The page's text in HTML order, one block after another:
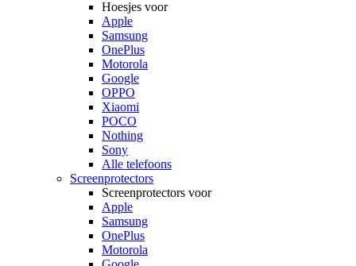
Hoesjes voor
Apple
Samsung
OnePlus
Motorola
Google
OPPO
Xiaomi
POCO
Nothing
Sony
Alle telefoons
Screenprotectors
Screenprotectors voor
Apple
Samsung
OnePlus
Motorola